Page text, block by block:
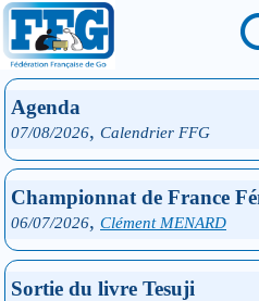
Agenda
07/08/2026, Calendrier FFG
Championnat de France
06/07/2026, Clément MENARD
Sortie du livre Tesuji